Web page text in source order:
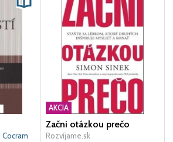
AKCIA
Začni otázkou prečo
Rozvíjame.sk